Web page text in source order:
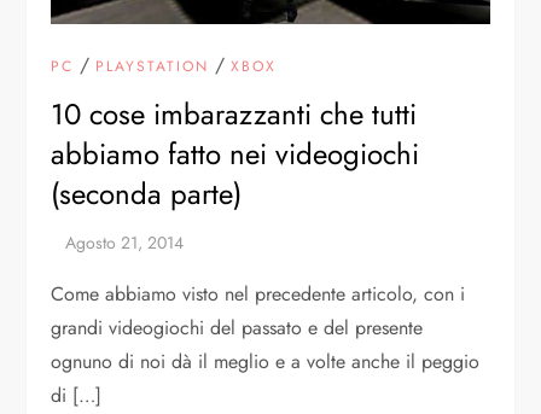
PC / PLAYSTATION /XBOX
10 cose imbarazzanti che tutti
abbiamo fatto nei videogiochi
(seconda parte)
Come abbiamo visto nel precedente articolo, con i
grandi videogiochi del passato e del presente
ognuno di noi dà il meglio e a volte anche il peggio
di […]